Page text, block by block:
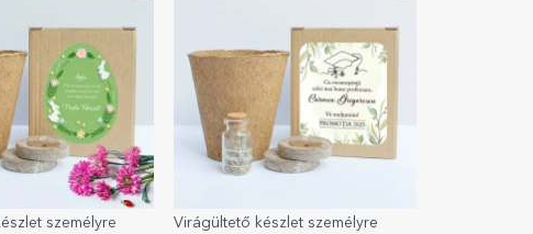
személyre
Virágültető készlet személyre